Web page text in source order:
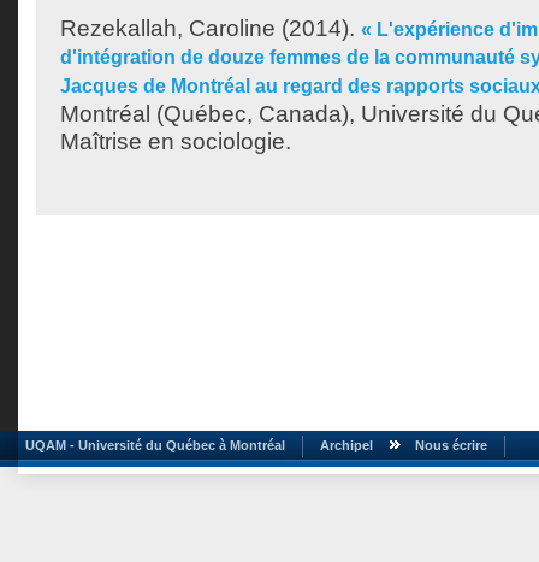
Rezekallah, Caroline (2014). « L'expérience
d'intégration de douze femmes de la communauté
Jacques de Montréal au regard des rapports
Montréal (Québec, Canada), Université du
Maîtrise en sociologie.
UQAM - Université du Québec à Montréal Archipel Nous écrire